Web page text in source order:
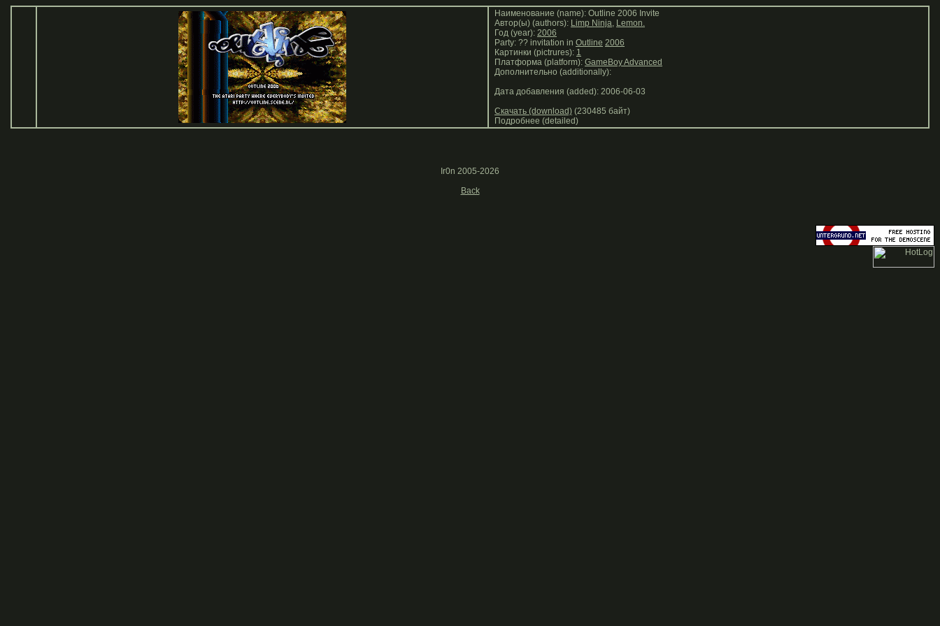
Наименование (name): Outline 2006 Invite
Автор(ы) (authors): Limp Ninja, Lemon.
Год (year): 2006
Party: ?? invitation in Outline 2006
Картинки (pictrures): 1
Платформа (platform): GameBoy Advanced
Дополнительно (additionally):
Дата добавления (added): 2006-06-03
Скачать (download) (230485 байт)
Подробнее (detailed)
Ir0n 2005-2026
Back